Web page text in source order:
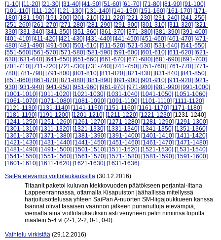
[1-10] [11-20] [21-30] [31-40] [41-50] [51-60] [61-70] [71-80] [81-90] [91-100]
[101-110] [111-120] [121-130] [131-140] [141-150] [151-160] [161-170] [171-
180] [181-190] [191-200] [201-210] [211-220] [221-230] [231-240] [241-250]
[251-260] [261-270] [271-280] [281-290] [291-300] [301-310] [311-320] [321-
330] [331-340] [341-350] [351-360] [361-370] [371-380] [381-390] [391-400]
[401-410] [411-420] [421-430] [431-440] [441-450] [451-460] [461-470] [471-
480] [481-490] [491-500] [501-510] [511-520] [521-530] [531-540] [541-550]
[551-560] [561-570] [571-580] [581-590] [591-600] [601-610] [611-620] [621-
630] [631-640] [641-650] [651-660] [661-670] [671-680] [681-690] [691-700]
[701-710] [711-720] [721-730] [731-740] [741-750] [751-760] [761-770] [771-
780] [781-790] [791-800] [801-810] [811-820] [821-830] [831-840] [841-850]
[851-860] [861-870] [871-880] [881-890] [891-900] [901-910] [911-920] [921-
930] [931-940] [941-950] [951-960] [961-970] [971-980] [981-990] [991-1000]
[1001-1010] [1011-1020] [1021-1030] [1031-1040] [1041-1050] [1051-1060]
[1061-1070] [1071-1080] [1081-1090] [1091-1100] [1101-1110] [1111-1120]
[1121-1130] [1131-1140] [1141-1150] [1151-1160] [1161-1170] [1171-1180]
[1181-1190] [1191-1200] [1201-1210] [1211-1220] [1221-1230] [1231-1240]
[1241-1250] [1251-1260] [1261-1270] [1271-1280] [1281-1290] [1291-1300]
[1301-1310] [1311-1320] [1321-1330] [1331-1340] [1341-1350] [1351-1360]
[1361-1370] [1371-1380] [1381-1390] [1391-1400] [1401-1410] [1411-1420]
[1421-1430] [1431-1440] [1441-1450] [1451-1460] [1461-1470] [1471-1480]
[1481-1490] [1491-1500] [1501-1510] [1511-1520] [1521-1530] [1531-1540]
[1541-1550] [1551-1560] [1561-1570] [1571-1580] [1581-1590] [1591-1600]
[1601-1610] [1611-1620] [1621-1630] [1631-1636]
SaiPa etevämpi voittolaukauksilla (30.12.2016)
Titaanit paketoi kuluvan kiekkovuoden päätökseen perjantai-iltana
Lappeenrannassa, ottamalla Kisapuiston jäähallissa mitellyssä
harjoitusottelussa yhteen SaiPan A-nuorten SM-liigajoukkueen kanssa.
Isännät olivat tasaisen väännön jälkeen punanuttuja etevämpiä,
viemällä aina voittolaukauksiin asti venyneen pelin nimiinsä lopulta
maalein 5-4 vl (2-1, 2-2, 0-1, 0-0).
Vaihtelu virkistää (29.12.2016)